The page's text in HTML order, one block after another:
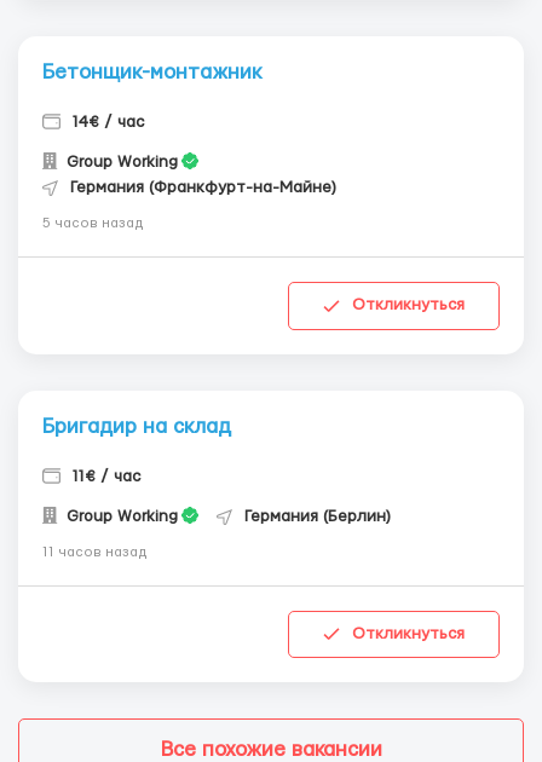
Бетонщик-монтажник
14€ / час
Group Working
Германия (Франкфурт-на-Майне)
5 часов назад
Откликнуться
Бригадир на склад
11€ / час
Group Working Германия (Берлин)
11 часов назад
Откликнуться
Все похожие вакансии